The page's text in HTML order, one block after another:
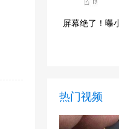
屏幕绝了！曝
热门视频